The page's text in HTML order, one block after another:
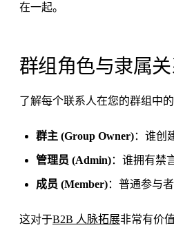
在一起。
群组角色与隶属
了解每个联系人在您的群组中的
群主 (Group Owner)：谁创
管理员 (Admin)：谁拥有禁
成员 (Member)：普通参与者
这对于B2B 人脉拓展非常有价